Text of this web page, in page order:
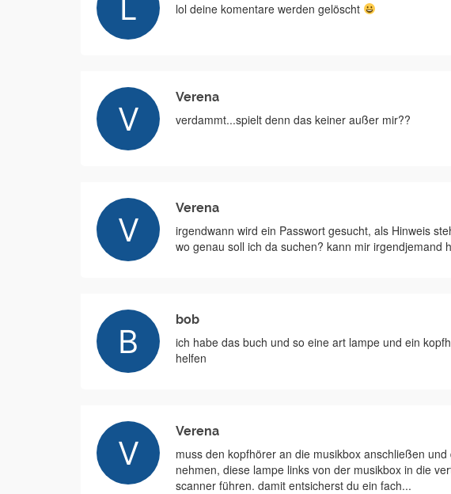
lol deine komentare werden gelöscht
Verena
verdammt...spielt denn das keiner außer mir??
Verena
irgendwann wird ein Passwort gesucht, als Hinweis
wo genau soll ich da suchen? kann mir irgendjemand
bob
ich habe das buch und so eine art lampe und ein
helfen
Verena
muss den kopfhörer an die musikbox anschließen
nehmen, diese lampe links von der musikbox in die
scanner führen. damit entsicherst du ein fach...